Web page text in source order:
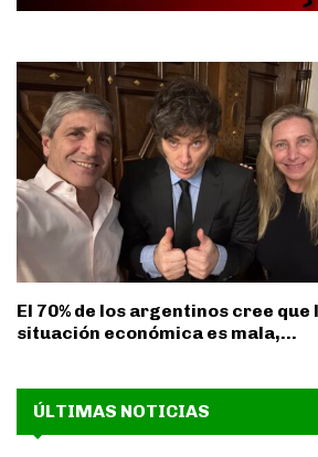
El 70% de los argentinos cree que
situación económica es mala,...
ÚLTIMAS NOTICIAS